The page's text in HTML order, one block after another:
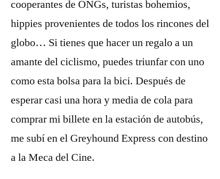
cooperantes de ONGs, turistas bohemios,
hippies provenientes de todos los rincones del
globo… Si tienes que hacer un regalo a un
amante del ciclismo, puedes triunfar con uno
como esta bolsa para la bici. Después de
esperar casi una hora y media de cola para
comprar mi billete en la estación de autobús,
me subí en el Greyhound Express con destino
a la Meca del Cine.